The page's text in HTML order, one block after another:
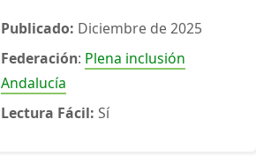
Publicado: Diciembre de 2025
Federación: Plena inclusión
Andalucía
Lectura Fácil: Sí